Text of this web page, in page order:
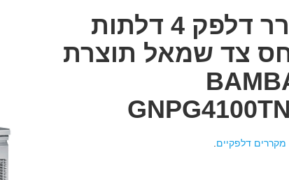
מקרר דלפק 4 דלתות
צד שמאל תוצרת
מקררים דלפקיים